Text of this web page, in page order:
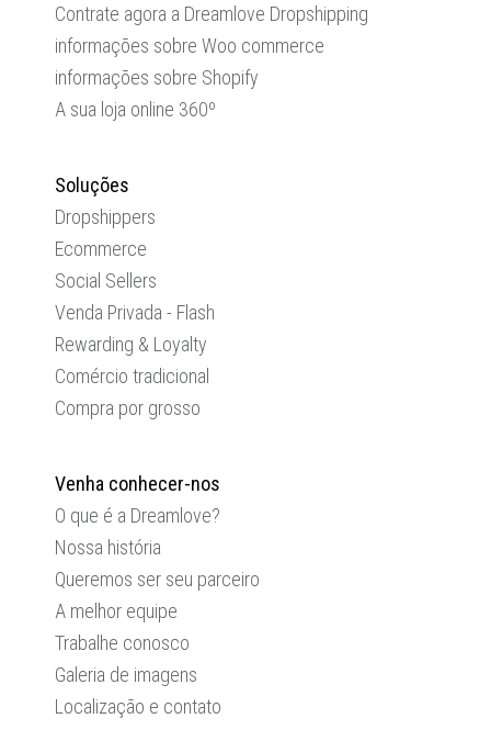
Contrate agora a Dreamlove Dropshipping
informações sobre Woo commerce
informações sobre Shopify
A sua loja online 360º
Soluções
Dropshippers
Ecommerce
Social Sellers
Venda Privada - Flash
Rewarding & Loyalty
Comércio tradicional
Compra por grosso
Venha conhecer-nos
O que é a Dreamlove?
Nossa história
Queremos ser seu parceiro
A melhor equipe
Trabalhe conosco
Galeria de imagens
Localização e contato